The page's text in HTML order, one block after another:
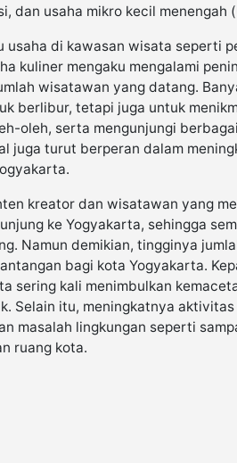
dan usaha mikro kecil menengah
usaha di kawasan wisata seperti
kuliner mengaku mengalami
wisatawan yang datang.
berlibur, tetapi juga untuk
oleh, serta mengunjungi
juga turut berperan dalam
kreator dan wisatawan yang
ke Yogyakarta, sehingga
Namun demikian, tingginya
bagi kota Yogyakarta.
sering kali menimbulkan
Selain itu, meningkatnya
masalah lingkungan seperti
ruang kota.